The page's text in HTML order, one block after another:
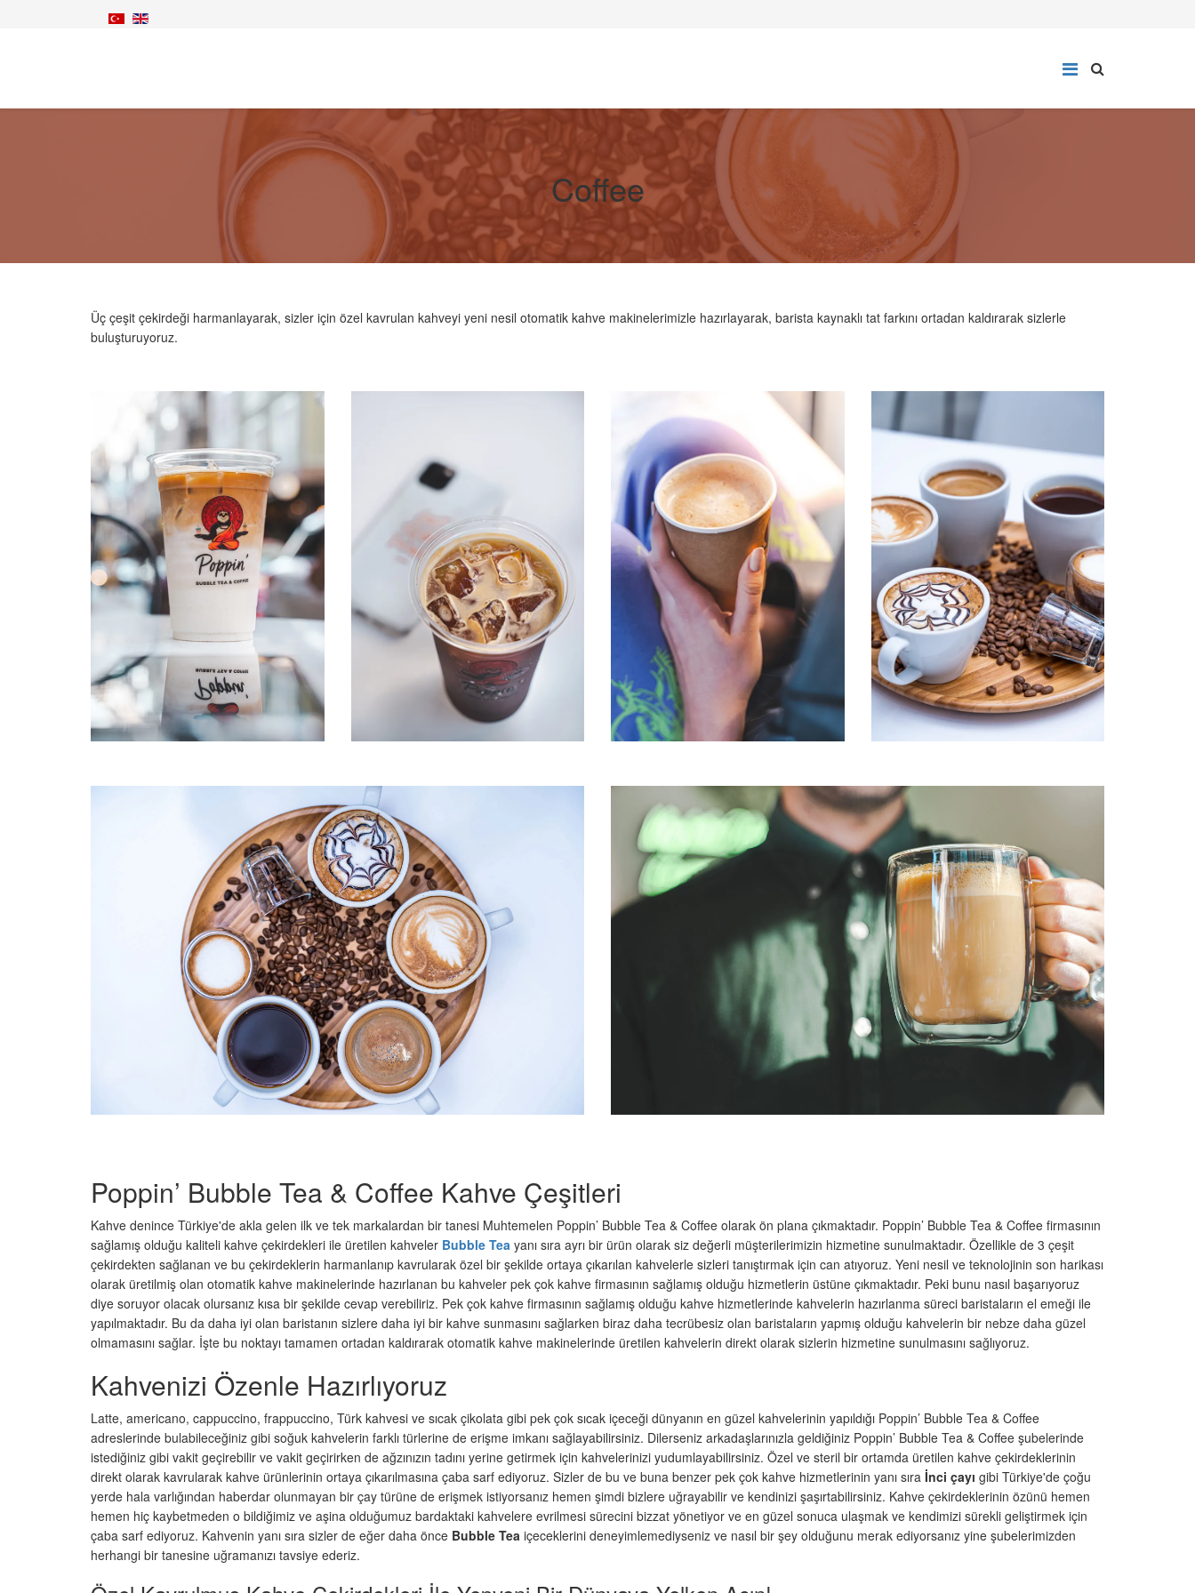
Coffee
Üç çeşit çekirdeği harmanlayarak, sizler için özel kavrulan kahveyi yeni nesil otomatik kahve makinelerimizle hazırlayarak, barista kaynaklı tat farkını ortadan kaldırarak sizlerle
buluşturuyoruz.
Poppin’ Bubble Tea & Coffee Kahve Çeşitleri
Kahve denince Türkiye'de akla gelen ilk ve tek markalardan bir tanesi Muhtemelen Poppin’ Bubble Tea & Coffee olarak ön plana çıkmaktadır. Poppin’ Bubble Tea & Coffee firmasının
sağlamış olduğu kaliteli kahve çekirdekleri ile üretilen kahveler Bubble Tea yanı sıra ayrı bir ürün olarak siz değerli müşterilerimizin hizmetine sunulmaktadır. Özellikle de 3 çeşit
çekirdekten sağlanan ve bu çekirdeklerin harmanlanıp kavrularak özel bir şekilde ortaya çıkarılan kahvelerle sizleri tanıştırmak için can atıyoruz. Yeni nesil ve teknolojinin son harikası
olarak üretilmiş olan otomatik kahve makinelerinde hazırlanan bu kahveler pek çok kahve firmasının sağlamış olduğu hizmetlerin üstüne çıkmaktadır. Peki bunu nasıl başarıyoruz
diye soruyor olacak olursanız kısa bir şekilde cevap verebiliriz. Pek çok kahve firmasının sağlamış olduğu kahve hizmetlerinde kahvelerin hazırlanma süreci baristaların el emeği ile
yapılmaktadır. Bu da daha iyi olan baristanın sizlere daha iyi bir kahve sunmasını sağlarken biraz daha tecrübesiz olan baristaların yapmış olduğu kahvelerin bir nebze daha güzel
olmamasını sağlar. İşte bu noktayı tamamen ortadan kaldırarak otomatik kahve makinelerinde üretilen kahvelerin direkt olarak sizlerin hizmetine sunulmasını sağlıyoruz.
Kahvenizi Özenle Hazırlıyoruz
Latte, americano, cappuccino, frappuccino, Türk kahvesi ve sıcak çikolata gibi pek çok sıcak içeceği dünyanın en güzel kahvelerinin yapıldığı Poppin’ Bubble Tea & Coffee
adreslerinde bulabileceğiniz gibi soğuk kahvelerin farklı türlerine de erişme imkanı sağlayabilirsiniz. Dilerseniz arkadaşlarınızla geldiğiniz Poppin’ Bubble Tea & Coffee şubelerinde
istediğiniz gibi vakit geçirebilir ve vakit geçirirken de ağzınızın tadını yerine getirmek için kahvelerinizi yudumlayabilirsiniz. Özel ve steril bir ortamda üretilen kahve çekirdeklerinin
direkt olarak kavrularak kahve ürünlerinin ortaya çıkarılmasına çaba sarf ediyoruz. Sizler de bu ve buna benzer pek çok kahve hizmetlerinin yanı sıra İnci çayı gibi Türkiye'de çoğu
yerde hala varlığından haberdar olunmayan bir çay türüne de erişmek istiyorsanız hemen şimdi bizlere uğrayabilir ve kendinizi şaşırtabilirsiniz. Kahve çekirdeklerinin özünü hemen
hemen hiç kaybetmeden o bildiğimiz ve aşina olduğumuz bardaktaki kahvelere evrilmesi sürecini bizzat yönetiyor ve en güzel sonuca ulaşmak ve kendimizi sürekli geliştirmek için
çaba sarf ediyoruz. Kahvenin yanı sıra sizler de eğer daha önce Bubble Tea içeceklerini deneyimlemediyseniz ve nasıl bir şey olduğunu merak ediyorsanız yine şubelerimizden
herhangi bir tanesine uğramanızı tavsiye ederiz.